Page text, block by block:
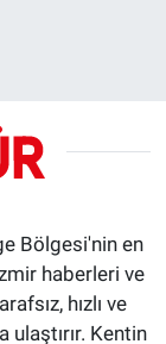
Bölgesi'nin en
haberleri ve
hızlı ve
ulaştırır. Kentin